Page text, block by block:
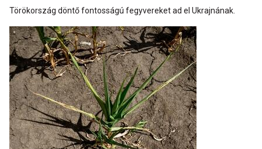
Törökország döntő fontosságú fegyvereket ad el Ukrajnának.